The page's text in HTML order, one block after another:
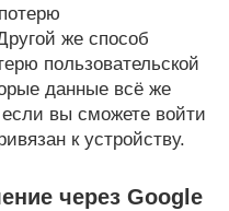
же способ
пользовательской
данные всё же
вы сможете войти
к устройству.
через Google